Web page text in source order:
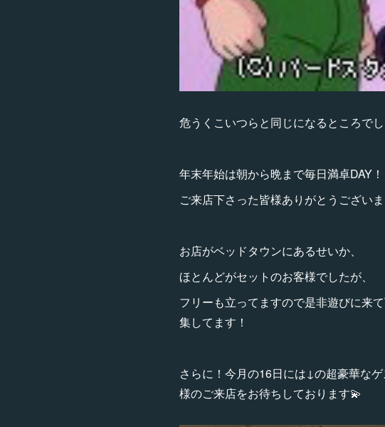
危うくこいつらと同じになるところで
年末年始は朝から晩まで毎日満卓DAY！
ご来店下さった皆様ありがとうございま
お店がベッドタウンにあるせいか、
ほとんどがセットのお客様でしたが、
フリーも立ってますので是非遊びに来
集してます！
さらに！今月の16日には↓の超豪華な
様のご来店をお待ちしております💫